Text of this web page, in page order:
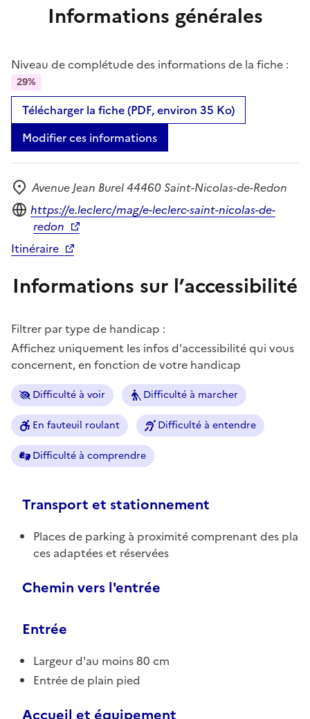
Informations générales
Niveau de complétude des informations de la fiche :
29%
Télécharger la fiche (PDF, environ 35 Ko)
Modifier ces informations
Adresse
Avenue Jean Burel 44460 Saint-Nicolas-de-Redon
Site internet
https://e.leclerc/mag/e-leclerc-saint-nicolas-de-
redon
Itinéraire
Informations sur l’accessibilité
Filtrer par type de handicap :
Affichez uniquement les infos d'accessibilité qui vous
concernent, en fonction de votre handicap
Difficulté à voir Difficulté à marcher
En fauteuil roulant Difficulté à entendre
Difficulté à comprendre
Transport et stationnement
Places de parking à proximité comprenant des pla
ces adaptées et réservées
Chemin vers l'entrée
Entrée
Largeur d'au moins 80 cm
Entrée de plain pied
Accueil et équipement